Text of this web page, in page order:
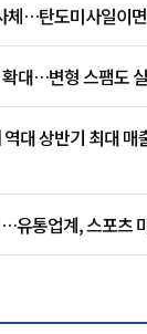
체…탄도미사일이
대…변형 스팸도
대 상반기 최대
유통업계, 스포츠